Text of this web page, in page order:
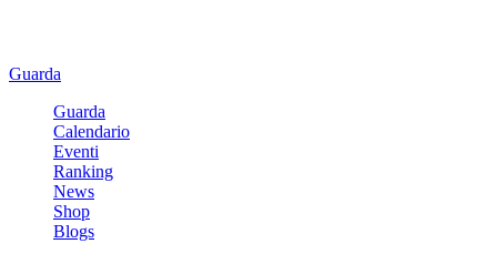
Guarda
Guarda
Calendario
Eventi
Ranking
News
Shop
Blogs